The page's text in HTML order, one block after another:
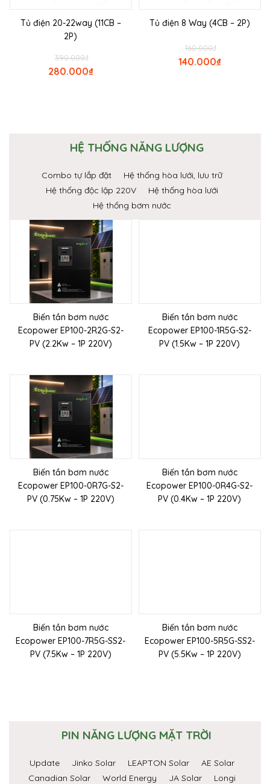
Tủ điện 20-22way (11CB –
2P)
₫
390.000
₫
280.000
Tủ điện 8 Way (4CB – 2P)
₫
160.000
₫
140.000
HỆ THỐNG NĂNG LƯỢNG
Combo tự lắp đặt
Hệ thống hòa lưới, lưu trữ
Hệ thống độc lập 220V
Hệ thống hòa lưới
Hệ thống bơm nước
Biến tần bơm nước
Ecopower EP100-2R2G-S2-
PV (2.2Kw – 1P 220V)
Biến tần bơm nước
Ecopower EP100-1R5G-S2-
PV (1.5Kw – 1P 220V)
Biến tần bơm nước
Ecopower EP100-0R7G-S2-
PV (0.75Kw – 1P 220V)
Biến tần bơm nước
Ecopower EP100-0R4G-S2-
PV (0.4Kw – 1P 220V)
Biến tần bơm nước
Ecopower EP100-7R5G-SS2-
PV (7.5Kw – 1P 220V)
Biến tần bơm nước
Ecopower EP100-5R5G-SS2-
PV (5.5Kw – 1P 220V)
PIN NĂNG LƯỢNG MẶT TRỜI
Update Jinko Solar LEAPTON Solar
AE Solar
Canadian Solar
World Energy JA Solar
Longi